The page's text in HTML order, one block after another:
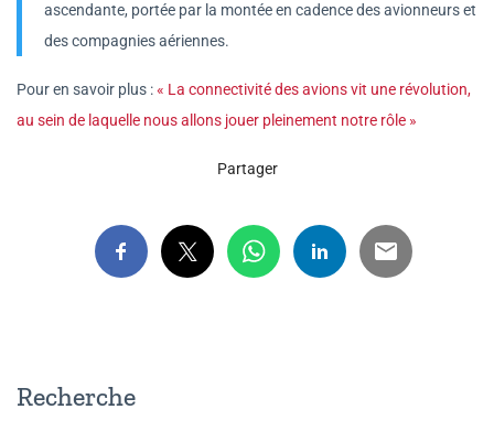
ascendante, portée par la montée en cadence des avionneurs et
des compagnies aériennes.
Pour en savoir plus :« La connectivité des avions vit une révolution,
au sein de laquelle nous allons jouer pleinement notre rôle »
Partager
Recherche